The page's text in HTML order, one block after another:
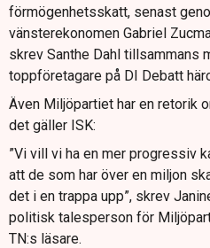
förmögenhetsskatt, senast
vänsterekonomen Gabriel
skrev Santhe Dahl tillsammans
toppföretagare på DI Debatt
Även Miljöpartiet har en retorik
det gäller ISK:
”Vi vill vi ha en mer progressiv
att de som har över en miljon
det i en trappa upp”, skrev
politisk talesperson för
TN:s läsare.